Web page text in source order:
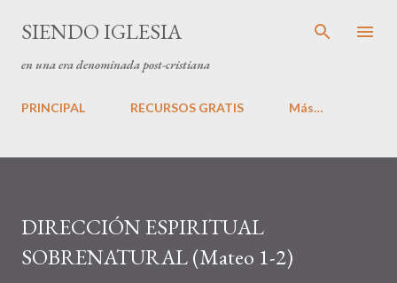
Ir al contenido principal
SIENDO IGLESIA
en una era denominada post-cristiana
PRINCIPAL RECURSOS GRATIS Más…
DIRECCIÓN ESPIRITUAL
SOBRENATURAL (Mateo 1-2)